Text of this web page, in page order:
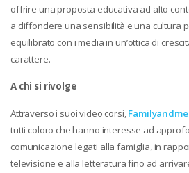
offrire una proposta educativa ad alto
a diffondere una sensibilità e una cultura
equilibrato con i media in un’ottica di
carattere.
A chi si rivolge
Attraverso i suoi video corsi,
tutti coloro che hanno interesse ad
comunicazione legati alla famiglia, in
televisione e alla letteratura fino ad